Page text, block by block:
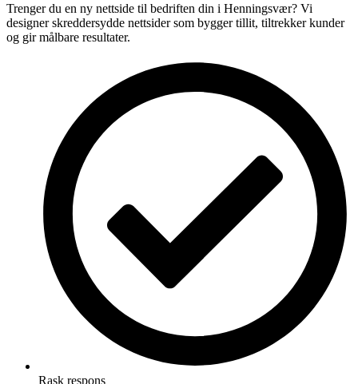
Trenger du en ny nettside til bedriften din i Henningsvær? Vi
designer skreddersydde nettsider som bygger tillit, tiltrekker kunder
og gir målbare resultater.
Rask respons